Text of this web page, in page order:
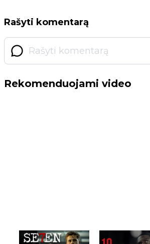
Rašyti komentarą
Rekomenduojami video